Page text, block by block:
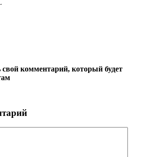
комментарий, который будет